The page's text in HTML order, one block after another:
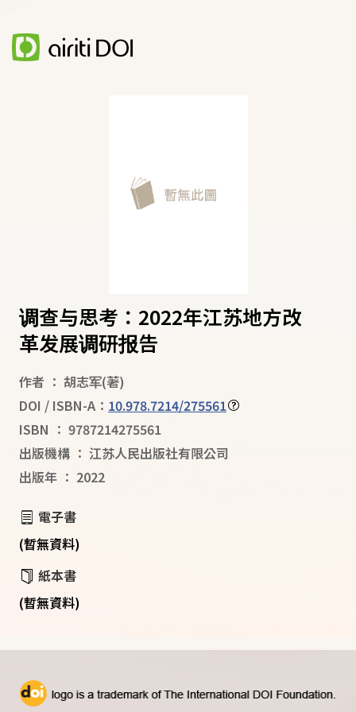
调查与思考：2022年江苏地方改
革发展调研报告
作者 ： 胡志军(著)
DOI / ISBN-A： 10.978.7214/275561
ISBN ： 9787214275561
出版機構 ： 江苏人民出版社有限公司
出版年 ： 2022
電子書
(暫無資料)
紙本書
(暫無資料)